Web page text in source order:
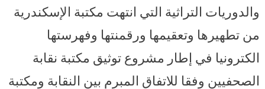
والدوريات التراثية التي انتهت مكتبة الإسكندرية
من تطهيرها وتعقيمها ورقمنتها وفهرستها
الكترونيا في إطار مشروع توثيق مكتبة نقابة
الصحفيين وفقا للاتفاق المبرم بين النقابة ومكتبة